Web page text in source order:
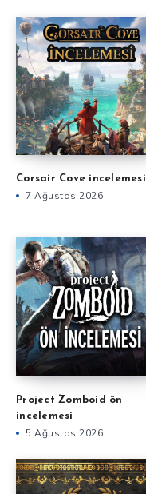
Corsair Cove incelemesi
7 Ağustos 2026
Project Zomboid ön
incelemesi
5 Ağustos 2026